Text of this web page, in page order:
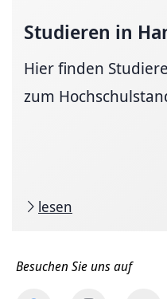
Studieren in
Hier finden
zum
lesen
Besuchen Sie uns auf